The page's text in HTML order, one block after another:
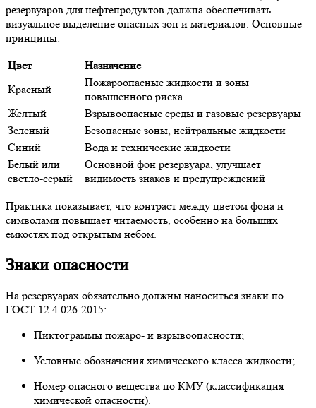
резервуаров для нефтепродуктов должна обеспечивать
визуальное выделение опасных зон и материалов. Основные
принципы:
Цвет
Назначение
Красный
Пожароопасные жидкости и зоны
повышенного риска
Желтый
Взрывоопасные среды и газовые резервуары
Зеленый
Безопасные зоны, нейтральные жидкости
Синий
Вода и технические жидкости
Белый или
светло-серый
Основной фон резервуара, улучшает
видимость знаков и предупреждений
Практика показывает, что контраст между цветом фона и
символами повышает читаемость, особенно на больших
емкостях под открытым небом.
Знаки опасности
На резервуарах обязательно должны наноситься знаки по
ГОСТ 12.4.026-2015:
Пиктограммы пожаро- и взрывоопасности;
Условные обозначения химического класса жидкости;
Номер опасного вещества по КМУ (классификация
химической опасности).